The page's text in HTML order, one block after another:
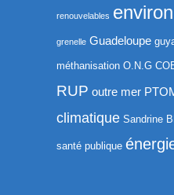
renouvelables
grenelle Guadeloupe
méthanisation O.N.G
RUP outre mer
climatique Sandrine
santé publique